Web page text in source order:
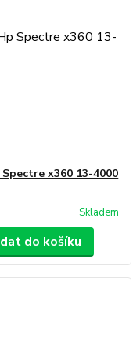
x360 13-4000
Skladem
do košíku